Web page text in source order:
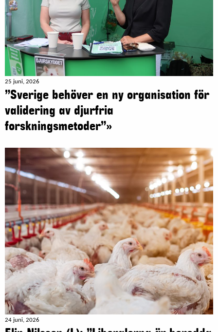
25 juni, 2026
”Sverige behöver en ny organisation för
validering av djurfria
forskningsmetoder”»
24 juni, 2026